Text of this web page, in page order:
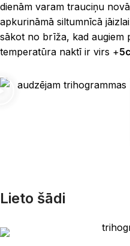
dienām varam trauciņu
apkurināmā siltumnīcā
sākot no brīža, kad augiem
temperatūra naktī ir virs +5c
Lieto šādi